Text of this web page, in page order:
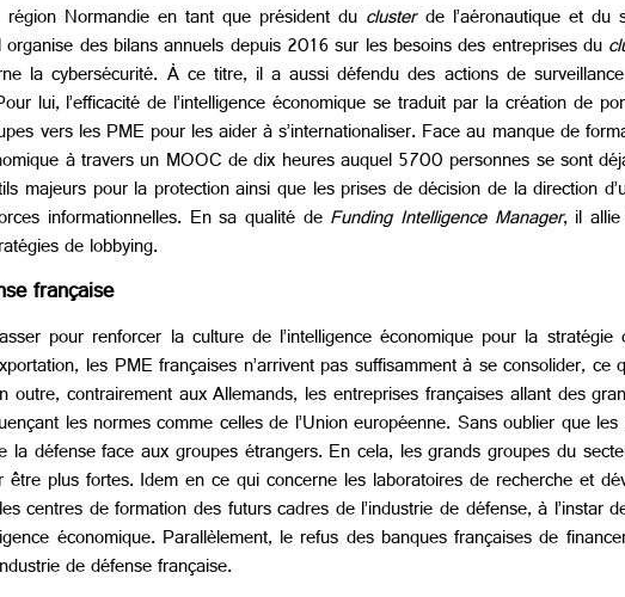
Normandie en tant que président du clusterde l’aéronautique et du
des bilans annuels depuis 2016 sur les besoins des entreprises du
la cybersécurité. À ce titre, il a aussi défendu des actions de
lui, l’efficacité de l’intelligence économique se traduit par la création de
vers les PME pour les aider à s’internationaliser. Face au manque de
à travers un MOOC de dix heures auquel 5700 personnes se sont
majeurs pour la protection ainsi que les prises de décision de la direction
informationnelles. En sa qualité de Funding Intelligence Manager, il
de lobbying.
française
pour renforcer la culture de l’intelligence économique pour la stratégie
les PME françaises n’arrivent pas suffisamment à se consolider,
contrairement aux Allemands, les entreprises françaises allant des
les normes comme celles de l’Union européenne. Sans oublier que
défense face aux groupes étrangers. En cela, les grands groupes du
plus fortes. Idem en ce qui concerne les laboratoires de recherche et
de formation des futurs cadres de l’industrie de défense, à l’instar
économique. Parallèlement, le refus des banques françaises de
de défense française.